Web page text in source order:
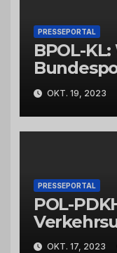
PRESSEPORTAL
BPOL-
OKT. 19, 2023
PRESSEPORTAL
POL-
OKT. 17, 2023